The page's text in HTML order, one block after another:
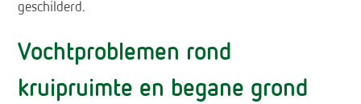
geschilderd.
Vochtproblemen rond
kruipruimte en begane grond